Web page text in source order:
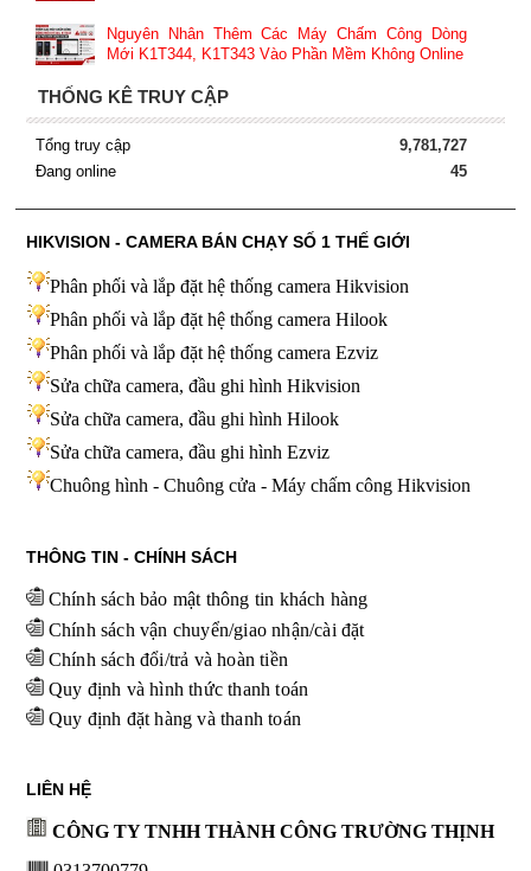
Nguyên Nhân Thêm Các Máy Chấm Công Dòng
Mới K1T344, K1T343 Vào Phần Mềm Không Online
THỐNG KÊ TRUY CẬP
Tổng truy cập
9,781,727
Đang online
45
HIKVISION - CAMERA BÁN CHẠY SỐ 1 THẾ GIỚI
Phân phối và lắp đặt hệ thống camera Hikvision
Phân phối và lắp đặt hệ thống camera Hilook
Phân phối và lắp đặt hệ thống camera Ezviz
Sửa chữa camera, đầu ghi hình Hikvision
Sửa chữa camera, đầu ghi hình Hilook
Sửa chữa camera, đầu ghi hình Ezviz
Chuông hình - Chuông cửa - Máy chấm công Hikvision
THÔNG TIN - CHÍNH SÁCH
Chính sách bảo mật thông tin khách hàng
Chính sách vận chuyển/giao nhận/cài đặt
Chính sách đổi/trả và hoàn tiền
Quy định và hình thức thanh toán
Quy định đặt hàng và thanh toán
LIÊN HỆ
CÔNG TY TNHH THÀNH CÔNG TRƯỜNG THỊNH